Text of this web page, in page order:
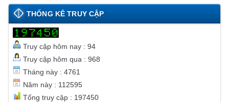
THỐNG KÊ TRUY CẬP
Truy cập hôm nay : 94
Truy cập hôm qua : 968
Tháng này : 4761
Năm này : 112595
Tổng truy cập : 197450